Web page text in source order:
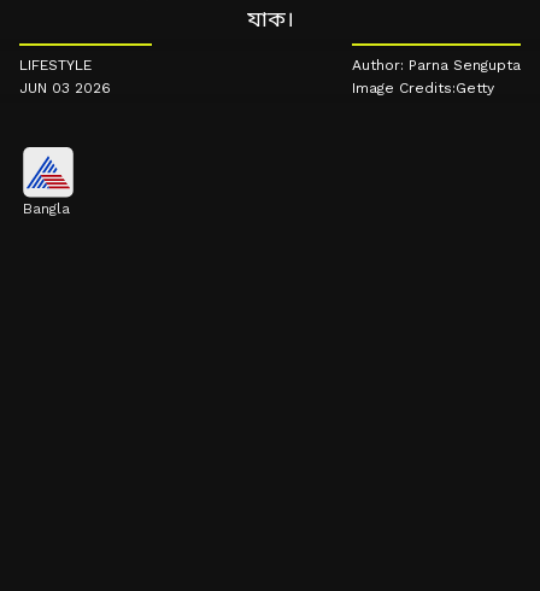
যাক।
LIFESTYLE
JUN 03 2026
Author: Parna Sengupta
Image Credits:Getty
Bangla